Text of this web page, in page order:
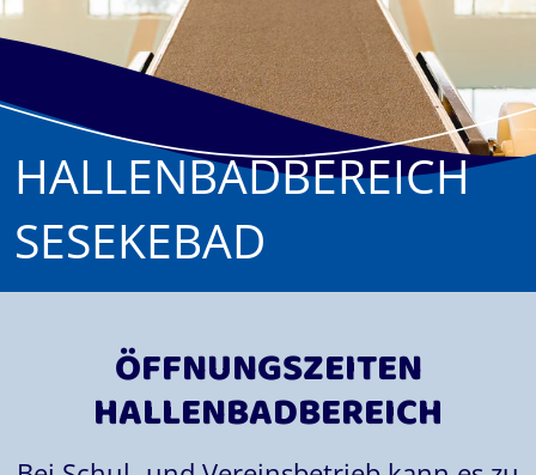
HALLENBADBEREICH
SESEKEBAD
ÖFFNUNGSZEITEN
HALLENBADBEREICH